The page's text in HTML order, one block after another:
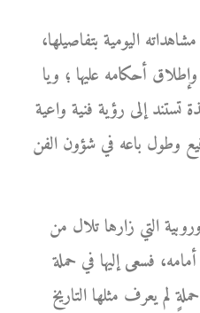
اليومية بتفاصيلها،
وإطلاق أحكامه عليها ؛ ويا
تستند إلى رؤية فنية واعية
وطول باعه في شؤون الفن
التي زارها تلال من
فسعى إليها في حملة
لم يعرف مثلها التاريخ